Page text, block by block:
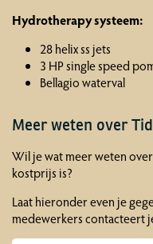
Meer weten over
Wil je wat meer weten
kostprijs is?
Laat hieronder even je
medewerkers contacteert
Hydrotherapy systeem:
28 helix ss jets
3 HP single speed
Bellagio waterval